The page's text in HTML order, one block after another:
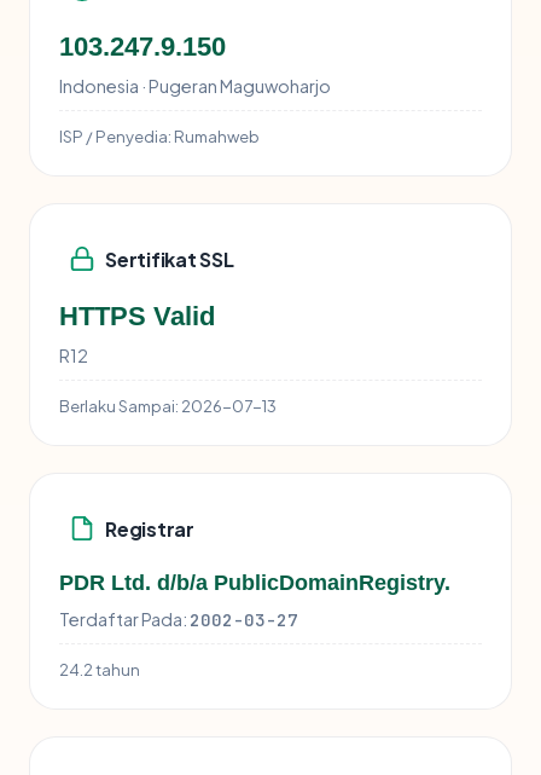
103.247.9.150
Indonesia · Pugeran Maguwoharjo
ISP / Penyedia: Rumahweb
Sertifikat SSL
HTTPS Valid
R12
Berlaku Sampai: 2026-07-13
Registrar
PDR Ltd. d/b/a PublicDomainRegistry.
Terdaftar Pada: 2002-03-27
24.2 tahun